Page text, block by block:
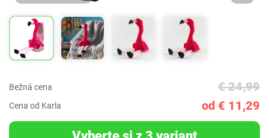
Bežná cena € 24,99
Cena od Karla od € 11,29